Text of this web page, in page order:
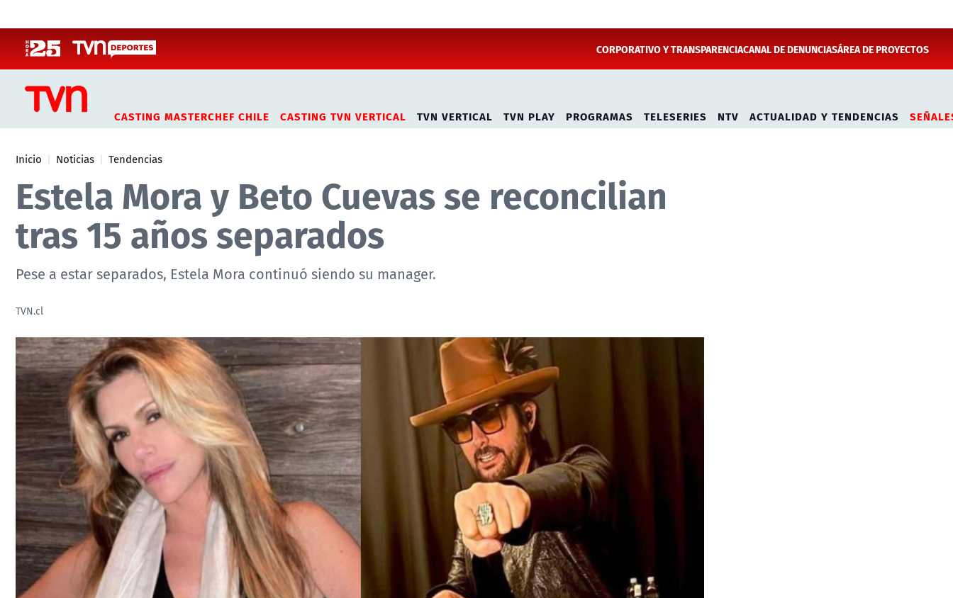
CORPORATIVO Y TRANSPARENCIACANAL DE DENUNCIASÁREA DE PROYECTOS
CASTING MASTERCHEF CHILE CASTING TVN VERTICAL TVN VERTICAL TVN PLAY PROGRAMAS TELESERIES NTV ACTUALIDAD Y TENDENCIAS
Inicio Noticias Tendencias
Estela Mora y Beto Cuevas se reconcilian
tras 15 años separados
Pese a estar separados, Estela Mora continuó siendo su manager.
TVN.cl